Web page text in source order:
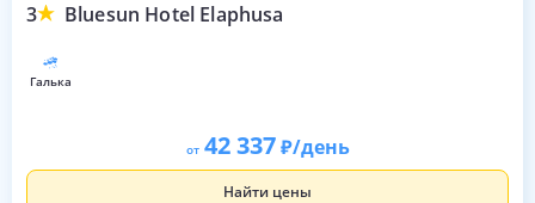
3 Bluesun Hotel Elaphusa
галька
от 42 337 /день
Найти цены